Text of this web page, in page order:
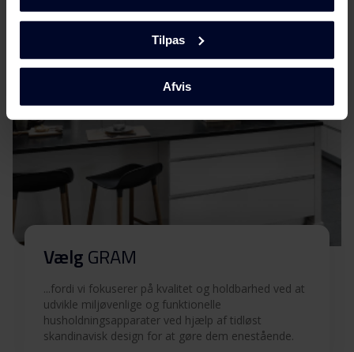
Tilpas
Afvis
Hent alt (4) Hent udvalgt
VælgGRAM
...fordi vi fokuserer på kvalitet og holdbarhed ved at
udvikle miljøvenlige og funktionelle
husholdningsapparater ved hjælp af tidløst
skandinavisk design for at gøre dem enestående.